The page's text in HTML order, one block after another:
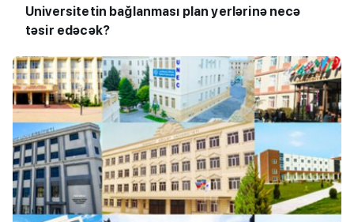
Universitetin bağlanması plan yerlərinə necə
təsir edəcək?